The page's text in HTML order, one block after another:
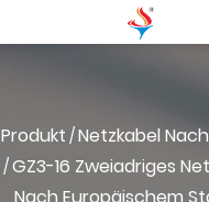
Produkt /Netzkabel
/GZ3-16 Zweiadriges